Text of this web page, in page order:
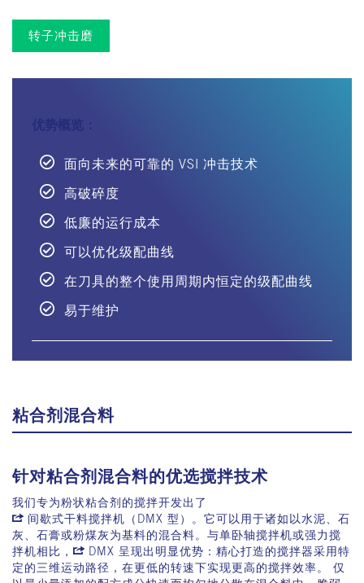
转子冲击磨
面向未来的可靠的 VSI 冲击技术
高破碎度
低廉的运行成本
可以优化级配曲线
在刀具的整个使用周期内恒定的级配曲线
易于维护
粘合剂混合料
针对粘合剂混合料的优选搅拌技术
我们专为粉状粘合剂的搅拌开发出了
间歇式干料搅拌机（DMX 型）
。它可以用于诸如以水泥、石
灰、石膏或粉煤灰为基料的混合料。与单卧轴搅拌机或强力搅
拌机相比，
DMX 呈现出明显优势：精心打造的搅拌器采用特
定的三维运动路径，在更低的转速下实现更高的搅拌效率。 仅